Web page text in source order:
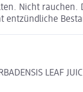
Nicht rauchen.
entzündliche
LEAF